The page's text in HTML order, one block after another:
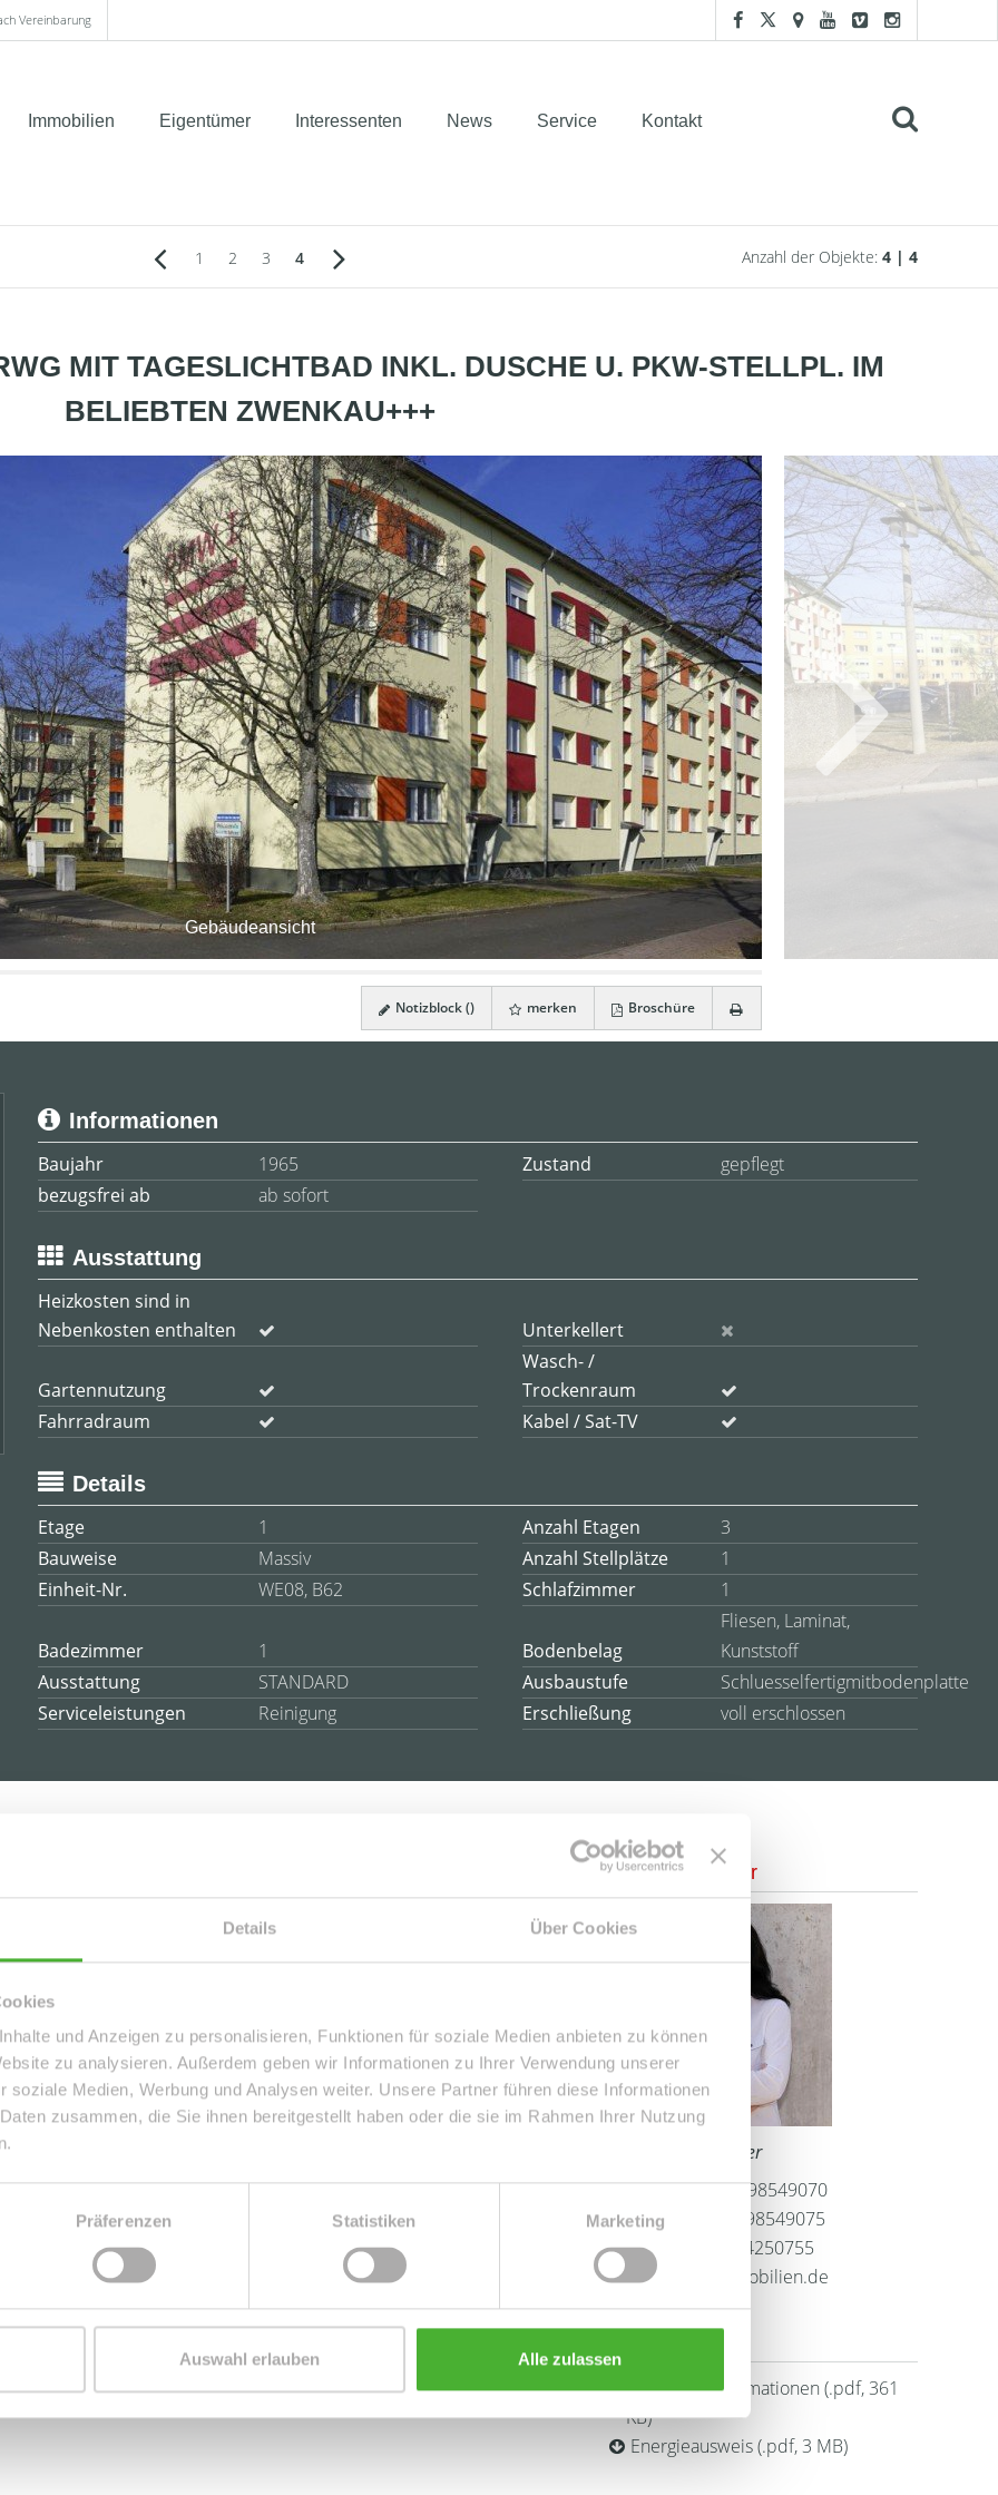
Details Über Cookies
und Anzeigen zu personalisieren, Funktionen für soziale Medien anbieten zu können
zu analysieren. Außerdem geben wir Informationen zu Ihrer Verwendung unserer
soziale Medien, Werbung und Analysen weiter. Unsere Partner führen diese Informationen
zusammen, die Sie ihnen bereitgestellt haben oder die sie im Rahmen Ihrer Nutzung
Präferenzen Statistiken Marketing
Auswahl erlauben Alle zulassen
Vereinbarung
Immobilien Eigentümer Interessenten News Service Kontakt
1 2 3 4 Anzahl der Objekte: 4 | 4
MIT TAGESLICHTBAD INKL. DUSCHE U. PKW-STELLPL. IM
BELIEBTEN ZWENKAU+++
Gebäudeansicht
Notizblock () merken Broschüre
Informationen
Baujahr
1965 Zustand
gepflegt
bezugsfrei ab
ab sofort
Ausstattung
Heizkosten sind in
Nebenkosten enthalten
Unterkellert
Gartennutzung
Wasch- /
Trockenraum
Fahrradraum
Kabel / Sat-TV
Details
Etage
1 Anzahl Etagen
3
Bauweise
Massiv Anzahl Stellplätze
1
Einheit-Nr.
WE08, B62 Schlafzimmer 1
Badezimmer 1 Bodenbelag
Fliesen, Laminat,
Kunststoff
Ausstattung
STANDARD Ausbaustufe
Schluesselfertigmitbodenplatte
Serviceleistungen
Reinigung Erschließung voll erschlossen
Grünen gelegene Immobilie wurde 1969 errichtet und
bietet Ihnen ein geräumiges Wohnzimmer mit
einer modernen Glasschiebetür, ein Tageslichtbad
Mit einer Wohnfläche von circa 47 m² ist die
geeignet.
der Fahrradraum sowie das zur Wohnung gehörende
Haus befindet, rundet das tolle Wohnungsangebot ab.
Ansprechpartner
Frau Peggy Günther
Telefon: 004934298549070
Telefax: 004934298549075
Mobil: 004915254250755
info@le-apis-immobilien.de
GrundrissInformationen (.pdf, 361
KB)
Energieausweis (.pdf, 3 MB)